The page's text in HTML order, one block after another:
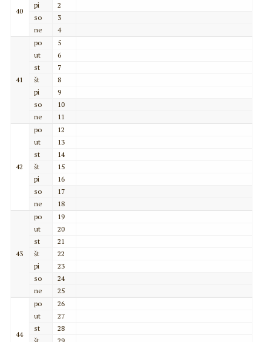
40
pi
2
so
3
ne
4
41
po
5
ut
6
st
7
št
8
pi
9
so
10
ne
11
42
po
12
ut
13
st
14
št
15
pi
16
so
17
ne
18
43
po
19
ut
20
st
21
št
22
pi
23
so
24
ne
25
44
po
26
ut
27
st
28